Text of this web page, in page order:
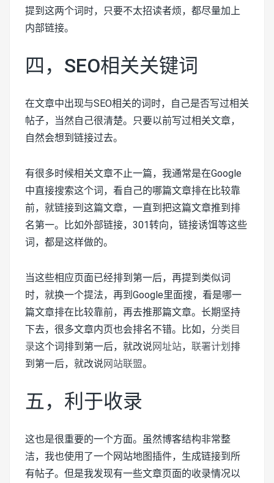
提到这两个词时，只要不太招读者烦，都尽量加上
内部链接。
四，SEO相关关键词
在文章中出现与SEO相关的词时，自己是否写过相关
帖子，当然自己很清楚。只要以前写过相关文章，
自然会想到链接过去。
有很多时候相关文章不止一篇，我通常是在Google
中直接搜索这个词，看自己的哪篇文章排在比较靠
前，就链接到这篇文章，一直到把这篇文章推到排
名第一。比如外部链接，301转向，链接诱饵等这些
词，都是这样做的。
当这些相应页面已经排到第一后，再提到类似词
时，就换一个提法，再到Google里面搜，看是哪一
篇文章排在比较靠前，再去推那篇文章。长期坚持
下去，很多文章内页也会排名不错。比如， 分类目
录这个词排到第一后，就改说网址站， 联署计划 排
到第一后，就改说网站联盟。
五，利于收录
这也是很重要的一个方面。虽然博客结构非常整
洁，我也使用了一个网站地图插件，生成链接到所
有帖子。但是我发现有一些文章页面的收录情况以